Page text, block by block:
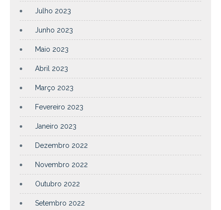
Julho 2023
Junho 2023
Maio 2023
Abril 2023
Março 2023
Fevereiro 2023
Janeiro 2023
Dezembro 2022
Novembro 2022
Outubro 2022
Setembro 2022